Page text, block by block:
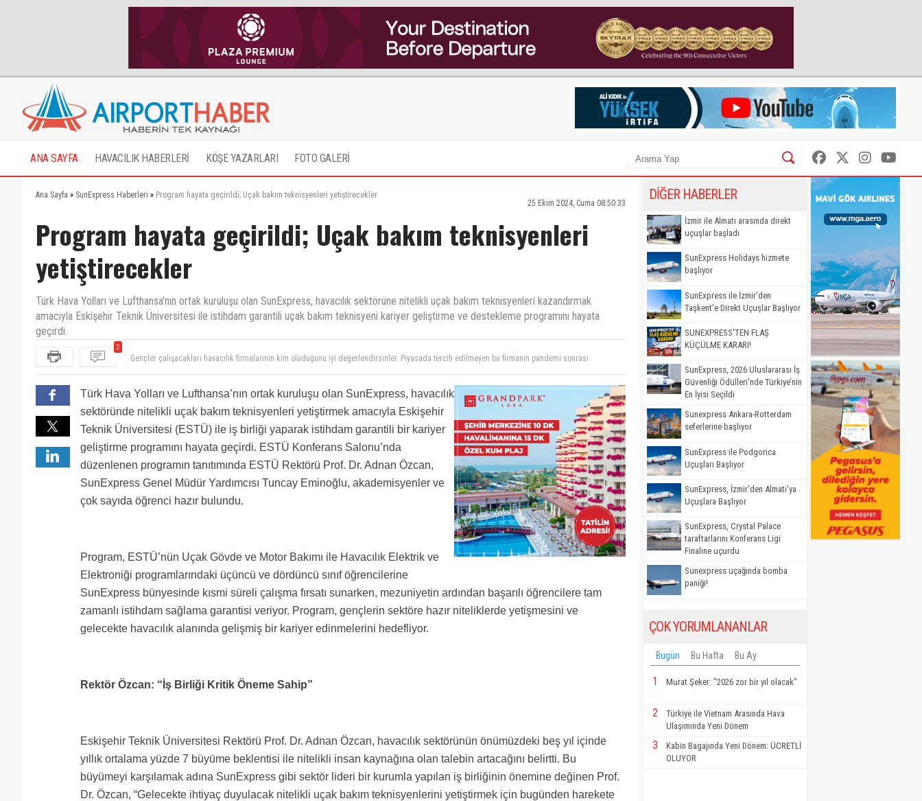
ANA SAYFA HAVACILIK HABERLERİ KÖŞE YAZARLARI FOTO GALERİ
Ana Sayfa » SunExpress Haberleri » Program hayata geçirildi; Uçak bakım teknisyenleri yetiştirecekler
25 Ekim 2024, Cuma 08:50:33
Program hayata geçirildi; Uçak bakım teknisyenleri
yetiştirecekler
Türk Hava Yolları ve Lufthansa'nın ortak kuruluşu olan SunExpress, havacılık sektörüne nitelikli uçak bakım teknisyenleri kazandırmak
amacıyla Eskişehir Teknik Üniversitesi ile istihdam garantili uçak bakım teknisyeni kariyer geliştirme ve destekleme programını hayata
geçirdi.
2
çalışanlarına yaptıkları mobbing i, orada oturan top sakallının keyfine göre işten çıkarma yaptıklarını herkes biliyor. Piyasadan personel
mühendisliği, uzay, pilotaj, arge gibi gelişime açık bölümleri var. Maalesef uçak teknisyenliği kariyer mesleği değil. Hele ki ahlak yoksunu
insanların yönettiği şirketlerde asla değil. Sorun bakalım orada oturanlar kaç yıldır yerinden kalkmıyor, sorsan biz çok iyi yönetiyor
diyeceklerdir. 20 yıl aynı kotukta oturanlar, bu şirket kariyer gelişim şirketi hikayesi okumasın. Bölümler 60 kişi olmuş illaki tecrübe olsun diye
gidenler olacaktır. Sözüm aranızda ilk onun içinde, iyi olanlara, kendinizi buralarda harcamayın.
Türk Hava Yolları ve Lufthansa’nın ortak kuruluşu olan SunExpress, havacılık
sektöründe nitelikli uçak bakım teknisyenleri yetiştirmek amacıyla Eskişehir
Teknik Üniversitesi (ESTÜ) ile iş birliği yaparak istihdam garantili bir kariyer
geliştirme programını hayata geçirdi. ESTÜ Konferans Salonu’nda
düzenlenen programın tanıtımında ESTÜ Rektörü Prof. Dr. Adnan Özcan,
SunExpress Genel Müdür Yardımcısı Tuncay Eminoğlu, akademisyenler ve
çok sayıda öğrenci hazır bulundu.
Program, ESTÜ’nün Uçak Gövde ve Motor Bakımı ile Havacılık Elektrik ve
Elektroniği programlarındaki üçüncü ve dördüncü sınıf öğrencilerine
SunExpress bünyesinde kısmi süreli çalışma fırsatı sunarken, mezuniyetin ardından başarılı öğrencilere tam
zamanlı istihdam sağlama garantisi veriyor. Program, gençlerin sektöre hazır niteliklerde yetişmesini ve
gelecekte havacılık alanında gelişmiş bir kariyer edinmelerini hedefliyor.
Rektör Özcan: “İş Birliği Kritik Öneme Sahip”
Eskişehir Teknik Üniversitesi Rektörü Prof. Dr. Adnan Özcan, havacılık sektörünün önümüzdeki beş yıl içinde
yıllık ortalama yüzde 7 büyüme beklentisi ile nitelikli insan kaynağına olan talebin artacağını belirtti. Bu
büyümeyi karşılamak adına SunExpress gibi sektör lideri bir kurumla yapılan iş birliğinin önemine değinen Prof.
Dr. Özcan, “Gelecekte ihtiyaç duyulacak nitelikli uçak bakım teknisyenlerini yetiştirmek için bugünden harekete
DİĞER HABERLER
İzmir ile Almatı arasında direkt
uçuşlar başladı
SunExpress Holidays hizmete
başlıyor
SunExpress ile İzmir’den
Taşkent’e Direkt Uçuşlar Başlıyor
SUNEXPRESS'TEN FLAŞ
KÜÇÜLME KARARI!
SunExpress, 2026 Uluslararası İş
Güvenliği Ödülleri’nde Türkiye’nin
En İyisi Seçildi
Sunexpress Ankara-Rotterdam
seferlerine başlıyor
SunExpress ile Podgorica
Uçuşları Başlıyor
SunExpress, İzmir’den Almatı’ya
Uçuşlara Başlıyor
SunExpress, Crystal Palace
taraftarlarını Konferans Ligi
Finaline uçurdu
Sunexpress uçağında bomba
paniği!
ÇOK YORUMLANANLAR
Bugün Bu Hafta Bu Ay
1 Murat Şeker: "2026 zor bir yıl olacak"
2
Türkiye ile Vietnam Arasında Hava
Ulaşımında Yeni Dönem
3
Kabin Bagajında Yeni Dönem: ÜCRETLİ
OLUYOR